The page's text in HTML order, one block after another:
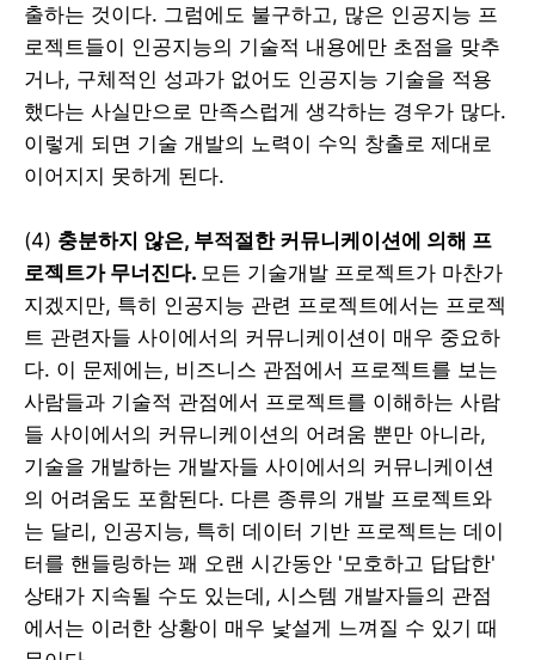
출하는 것이다. 그럼에도 불구하고, 많은 인공지능 프
로젝트들이 인공지능의 기술적 내용에만 초점을 맞추
거나, 구체적인 성과가 없어도 인공지능 기술을 적용
했다는 사실만으로 만족스럽게 생각하는 경우가 많다.
이렇게 되면 기술 개발의 노력이 수익 창출로 제대로
이어지지 못하게 된다.
(4) 충분하지 않은, 부적절한 커뮤니케이션에 의해 프
로젝트가 무너진다. 모든 기술개발 프로젝트가 마찬가
지겠지만, 특히 인공지능 관련 프로젝트에서는 프로젝
트 관련자들 사이에서의 커뮤니케이션이 매우 중요하
다. 이 문제에는, 비즈니스 관점에서 프로젝트를 보는
사람들과 기술적 관점에서 프로젝트를 이해하는 사람
들 사이에서의 커뮤니케이션의 어려움 뿐만 아니라,
기술을 개발하는 개발자들 사이에서의 커뮤니케이션
의 어려움도 포함된다. 다른 종류의 개발 프로젝트와
는 달리, 인공지능, 특히 데이터 기반 프로젝트는 데이
터를 핸들링하는 꽤 오랜 시간동안 '모호하고 답답한'
상태가 지속될 수도 있는데, 시스템 개발자들의 관점
에서는 이러한 상황이 매우 낯설게 느껴질 수 있기 때